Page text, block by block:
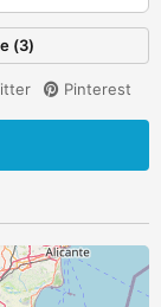
(3)
Pinterest